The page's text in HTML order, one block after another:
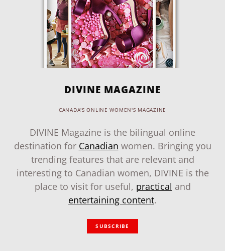
DIVINE MAGAZINE
CANADA'S ONLINE WOMEN'S MAGAZINE
DIVINE Magazine is the bilingual online
destination for Canadian women. Bringing you
trending features that are relevant and
interesting to Canadian women, DIVINE is the
place to visit for useful, practical and
entertaining content.
SUBSCRIBE